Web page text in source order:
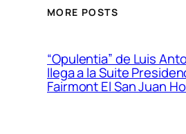
MORE POSTS
“Opulentia” de Luis
llega a la Suite
Fairmont El San Juan